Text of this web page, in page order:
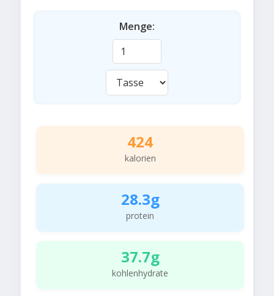
Menge:
424
kalorien
28.3g
protein
37.7g
kohlenhydrate